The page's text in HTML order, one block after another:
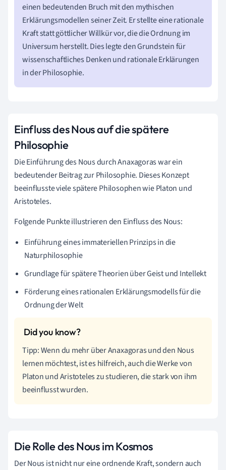
einen bedeutenden Bruch mit den mythischen
Erklärungsmodellen seiner Zeit. Er stellte eine rationale
Kraft statt göttlicher Willkür vor, die die Ordnung im
Universum herstellt. Dies legte den Grundstein für
wissenschaftliches Denken und rationale Erklärungen
in der Philosophie.
Einfluss des Nous auf die spätere
Philosophie
Die Einführung des Nous durch Anaxagoras war ein
bedeutender Beitrag zur Philosophie. Dieses Konzept
beeinflusste viele spätere Philosophen wie Platon und
Aristoteles.
Folgende Punkte illustrieren den Einfluss des Nous:
Einführung eines immateriellen Prinzips in die
Naturphilosophie
Grundlage für spätere Theorien über Geist und Intellekt
Förderung eines rationalen Erklärungsmodells für die
Ordnung der Welt
Tipp: Wenn du mehr über Anaxagoras und den Nous
lernen möchtest, ist es hilfreich, auch die Werke von
Platon und Aristoteles zu studieren, die stark von ihm
beeinflusst wurden.
Die Rolle des Nous im Kosmos
Der Nous ist nicht nur eine ordnende Kraft, sondern auch